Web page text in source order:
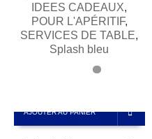
IDEES CADEAUX,
POUR L'APÉRITIF,
SERVICES DE TABLE,
Splash bleu
AJOUTER AU PANIER